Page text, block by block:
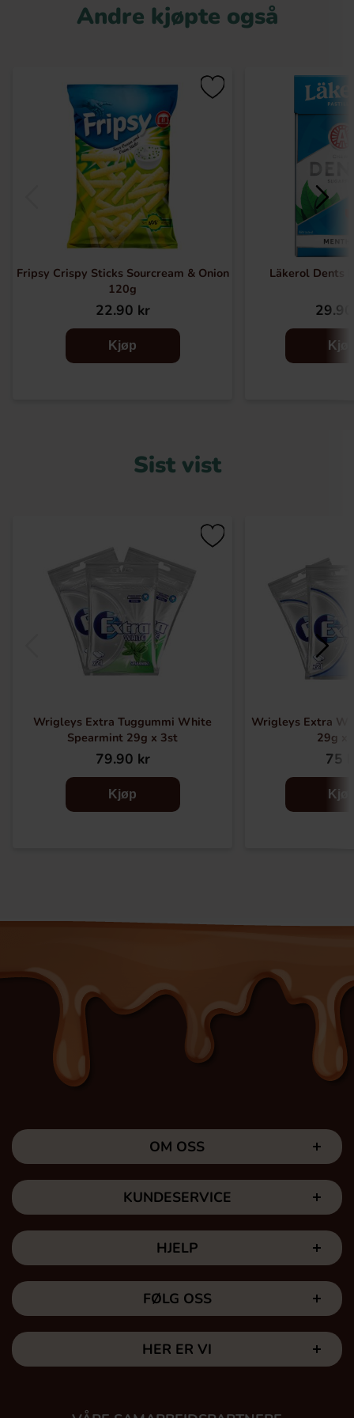
Andre kjøpte også
Fripsy Crispy Sticks Sourcream & Onion
120g
22.90 kr
Kjøp
Läkerol Dents
Sist vist
Wrigleys Extra Tuggummi White
Spearmint 29g x 3st
79.90 kr
Kjøp
Wrigleys Extra
29g x
75
OM OSS
KUNDESERVICE
HJELP
FØLG OSS
HER ER VI